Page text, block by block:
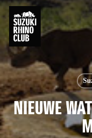
Skip
main
content
NIEUWE